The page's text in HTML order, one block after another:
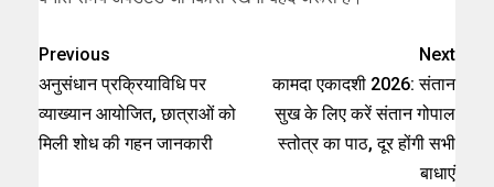
Previous
अनुसंधान प्रक्रियाविधि पर
व्याख्यान आयोजित, छात्राओं को
मिली शोध की गहन जानकारी
Next
कामदा एकादशी 2026: संतान
सुख के लिए करें संतान गोपाल
स्तोत्र का पाठ, दूर होंगी सभी
बाधाएं